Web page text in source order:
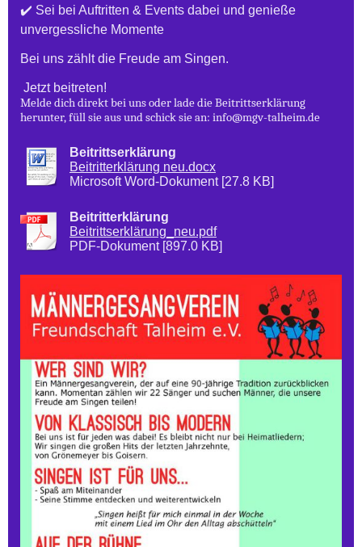
✔️ Sei bei Auftritten & Events dabei und genieße
unvergessliche Momente
Bei uns zählt die Freude am Singen.
Jetzt beitreten!
Melde dich direkt bei uns oder lade die Beitrittserklärung
herunter, füll sie aus und schick sie an: info@mgv-talheim.de
Beitrittserklärung
Beitritterklärung neu.docx
Microsoft Word-Dokument [27.8 KB]
Beitritterklärung
Beitrittserklärung_neu.pdf
PDF-Dokument [897.0 KB]